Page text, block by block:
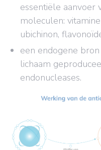
essentiële aanvoer
moleculen:
ubichinon,
een endogene
lichaam
endonucleases.